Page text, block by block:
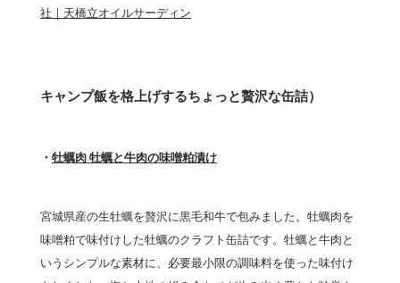
社｜天橋立オイルサーディン
キャンプ飯を格上げするちょっと贅沢な缶詰）
・ 牡蠣肉 牡蠣と牛肉の味噌粕漬け
宮城県産の生牡蠣を贅沢に黒毛和牛で包みました。牡蠣肉を
味噌粕で味付けした牡蠣のクラフト缶詰です。牡蠣と牛肉と
いうシンプルな素材に、必要最小限の調味料を使った味付け